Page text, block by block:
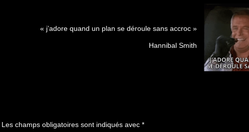
« j’adore quand un plan se déroule sans accroc »
Hannibal Smith
Les champs obligatoires sont indiqués avec *